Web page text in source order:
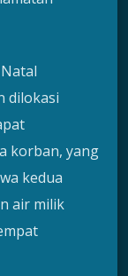
dilokasi
korban, yang
kedua
air milik